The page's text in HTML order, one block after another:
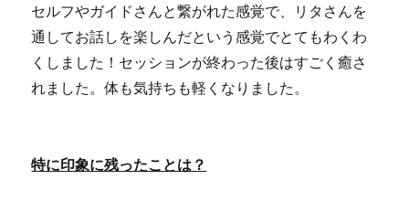
セルフやガイドさんと繋がれた感覚で、リタさんを
通してお話しを楽しんだという感覚でとてもわくわ
くしました！セッションが終わった後はすごく癒さ
れました。体も気持ちも軽くなりました。
特に印象に残ったことは？